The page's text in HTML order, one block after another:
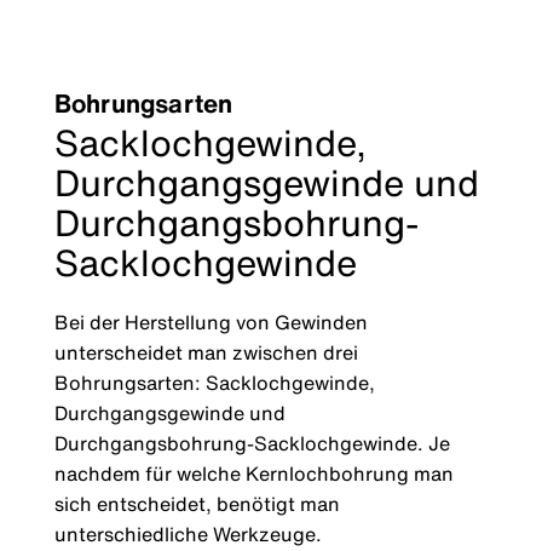
Bohrungsarten
Sacklochgewinde,
Durchgangsgewinde und
Durchgangsbohrung-
Sacklochgewinde
Bei der Herstellung von Gewinden
unterscheidet man zwischen drei
Bohrungsarten: Sacklochgewinde,
Durchgangsgewinde und
Durchgangsbohrung-Sacklochgewinde. Je
nachdem für welche Kernlochbohrung man
sich entscheidet, benötigt man
unterschiedliche Werkzeuge.